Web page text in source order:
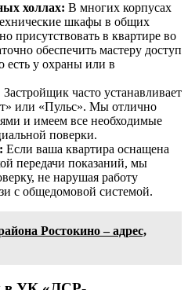
холлах: В многих корпусах
шкафы в общих
присутствовать в квартире во
обеспечить мастеру доступ
у охраны или в
Застройщик часто устанавливает
или «Пульс». Мы отлично
и имеем все необходимые
поверки.
Если ваша квартира оснащена
передачи показаний, мы
не нарушая работу
с общедомовой системой.
Ростокино – адрес,